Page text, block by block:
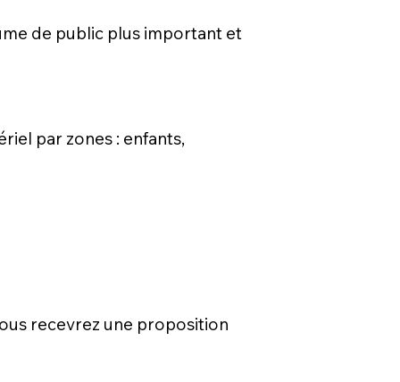
de public plus important et
par zones : enfants,
recevrez une proposition